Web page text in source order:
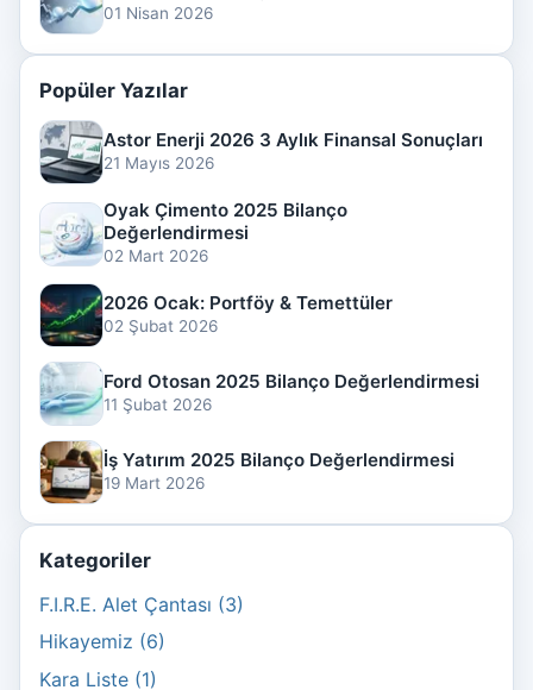
01 Nisan 2026
Popüler Yazılar
Astor Enerji 2026 3 Aylık Finansal Sonuçları
21 Mayıs 2026
Oyak Çimento 2025 Bilanço
Değerlendirmesi
02 Mart 2026
2026 Ocak: Portföy & Temettüler
02 Şubat 2026
Ford Otosan 2025 Bilanço Değerlendirmesi
11 Şubat 2026
İş Yatırım 2025 Bilanço Değerlendirmesi
19 Mart 2026
Kategoriler
F.I.R.E. Alet Çantası (3)
Hikayemiz (6)
Kara Liste (1)